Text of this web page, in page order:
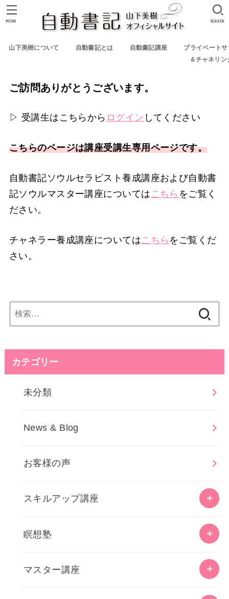
山下美樹について 自動書記とは 自動書記講座
プライベート
&チャネリン
SEARCH
MENU
ご訪問ありがとうございます。
▷ 受講生はこちらから ログイン してください
こちらのページは講座受講生専用ページです。
自動書記ソウルセラピスト養成講座および自動書
記ソウルマスター講座については こちら をご覧く
ださい。
チャネラー養成講座についてはこちら をご覧くだ
さい。
索:
カテゴリー
未分類
News & Blog
お客様の声
スキルアップ講座
瞑想塾
マスター講座